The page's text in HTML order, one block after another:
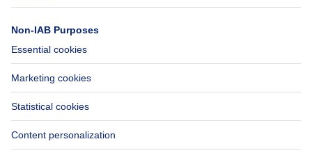
Accessibility
Contact us
Immoweb SA © 2026 - All rights reserved
Terms of use Cookie settings Privacy Ranking rules